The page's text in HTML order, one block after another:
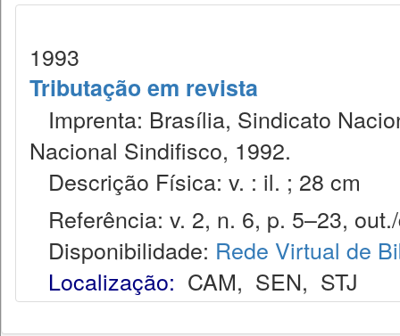
1993
Tributação em revista
Imprenta: Brasília, Sindicato
Nacional Sindifisco, 1992.
Descrição Física: v. : il. ; 28 cm
Referência: v. 2, n. 6, p. 5–23,
Disponibilidade: Rede Virtual de
Localização: CAM, SEN, STJ